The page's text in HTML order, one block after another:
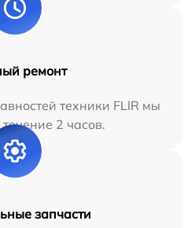
ремонт
техники FLIR мы
2 часов.
запчасти